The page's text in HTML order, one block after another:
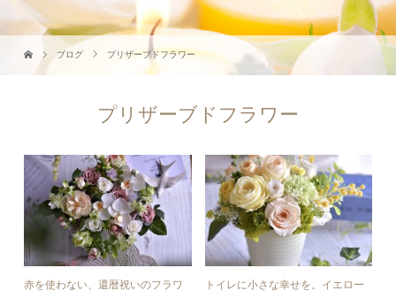
ブログ プリザーブドフラワー
プリザーブドフラワー
赤を使わない、還暦祝いのフラワ
トイレに小さな幸せを。イエロー